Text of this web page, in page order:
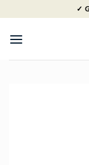
til
indhold
✓